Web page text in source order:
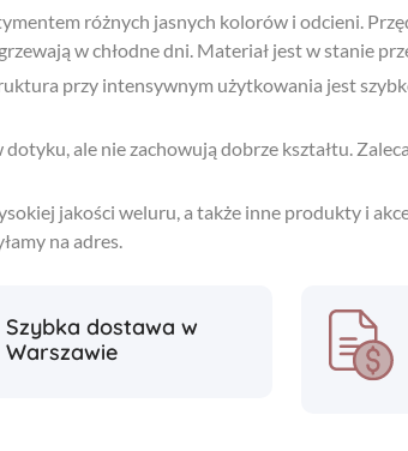
różnych jasnych kolorów i odcieni.
w chłodne dni. Materiał jest w stanie
przy intensywnym użytkowania jest
ale nie zachowują dobrze kształtu.
jakości weluru, a także inne produkty i
na adres.
Szybka dostawa w
Warszawie